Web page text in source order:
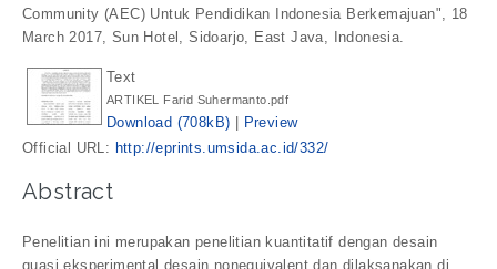
Community (AEC) Untuk Pendidikan Indonesia Berkemajuan", 18
March 2017, Sun Hotel, Sidoarjo, East Java, Indonesia.
Text
ARTIKEL Farid Suhermanto.pdf
Download (708kB)
Preview
Official URL: http://eprints.umsida.ac.id/332/
Abstract
Penelitian ini merupakan penelitian kuantitatif dengan desain
quasi eksperimental desain nonequivalent dan dilaksanakan di